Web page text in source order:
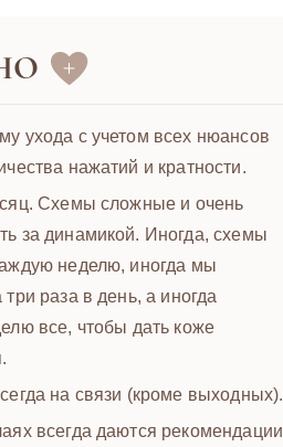
ухода с учетом всех нюансов
нажатий и кратности.
Схемы сложные и очень
за динамикой. Иногда, схемы
неделю, иногда мы
раза в день, а иногда
все, чтобы дать коже
на связи (кроме выходных).
всегда даются рекомендации